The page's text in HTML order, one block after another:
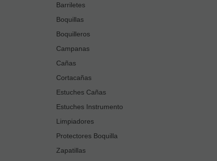
Barriletes
Boquillas
Boquilleros
Campanas
Cañas
Cortacañas
Estuches Cañas
Estuches Instrumento
Limpiadores
Protectores Boquilla
Zapatillas